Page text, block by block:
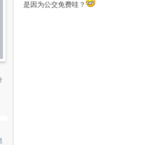
是因为公交免费哇？